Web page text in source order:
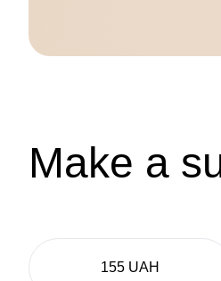
Make a
155 UAH